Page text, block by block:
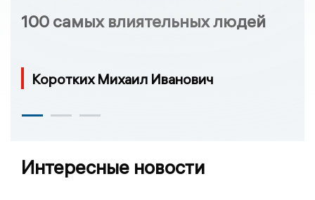
100 самых влиятельных людей
Коротких Михаил Иванович
Интересные новости